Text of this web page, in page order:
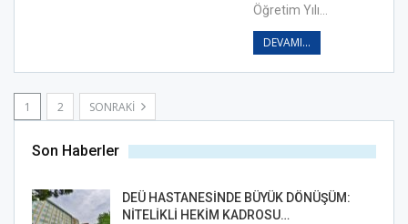
Öğretim Yılı…
DEVAMI...
1 2 SONRAKI
Son Haberler
DEÜ HASTANESİNDE BÜYÜK DÖNÜŞÜM:
NİTELİKLİ HEKİM KADROSU…